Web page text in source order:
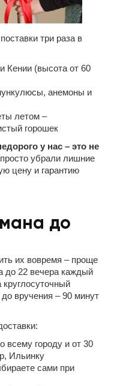
три раза в
Кении (высота от 60
анемоны и
летом –
горошек
у нас – это не
убрали лишние
цену и гарантию
до
их вовремя – проще
до 22 вечера каждый
вручения – 90 минут
всему городу и от 30
Ильинку
сами при